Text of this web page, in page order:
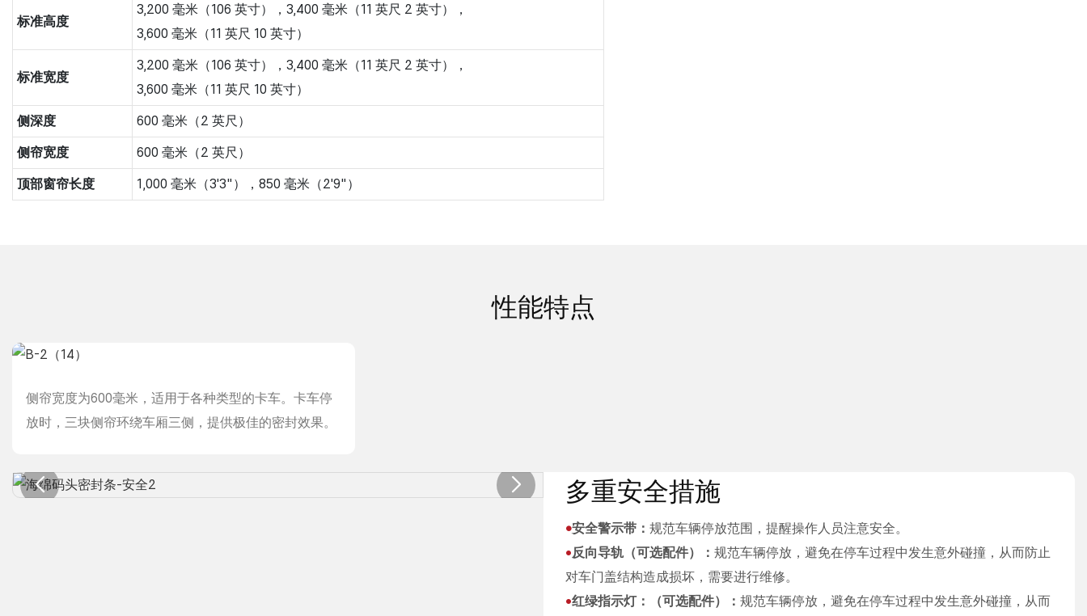
标准高度
3,200 毫米（106 英寸），3,400 毫米（11 英尺 2 英寸），
3,600 毫米（11 英尺 10 英寸）
标准宽度
3,200 毫米（106 英寸），3,400 毫米（11 英尺 2 英寸），
3,600 毫米（11 英尺 10 英寸）
侧深度 600 毫米（2 英尺）
侧帘宽度 600 毫米（2 英尺）
顶部窗帘长度 1,000 毫米（3'3"），850 毫米（2'9"）
性能特点
侧帘宽度为600毫米，适用于各种类型的卡车。卡车停
放时，三块侧帘环绕车厢三侧，提供极佳的密封效果。
多重安全措施
•安全警示带： 规范车辆停放范围，提醒操作人员注意安全。
•反向导轨（可选配件）： 规范车辆停放，避免在停车过程中发生意外碰撞，从而防止
对车门盖结构造成损坏，需要进行维修。
•红绿指示灯：（可选配件）： 规范车辆停放，避免在停车过程中发生意外碰撞，从而